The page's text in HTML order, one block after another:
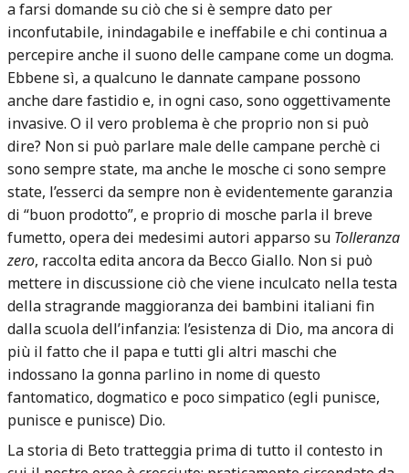
a farsi domande su ciò che si è sempre dato per
inconfutabile, inindagabile e ineffabile e chi continua a
percepire anche il suono delle campane come un dogma.
Ebbene sì, a qualcuno le dannate campane possono
anche dare fastidio e, in ogni caso, sono oggettivamente
invasive. O il vero problema è che proprio non si può
dire? Non si può parlare male delle campane perchè ci
sono sempre state, ma anche le mosche ci sono sempre
state, l’esserci da sempre non è evidentemente garanzia
di “buon prodotto”, e proprio di mosche parla il breve
fumetto, opera dei medesimi autori apparso su Tolleranza
zero, raccolta edita ancora da Becco Giallo. Non si può
mettere in discussione ciò che viene inculcato nella testa
della stragrande maggioranza dei bambini italiani fin
dalla scuola dell’infanzia: l’esistenza di Dio, ma ancora di
più il fatto che il papa e tutti gli altri maschi che
indossano la gonna parlino in nome di questo
fantomatico, dogmatico e poco simpatico (egli punisce,
punisce e punisce) Dio.
La storia di Beto tratteggia prima di tutto il contesto in